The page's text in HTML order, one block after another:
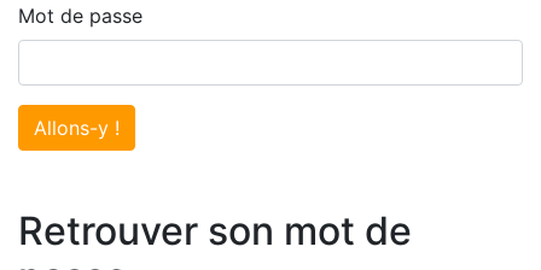
Mot de passe
Allons-y !
Retrouver son mot de